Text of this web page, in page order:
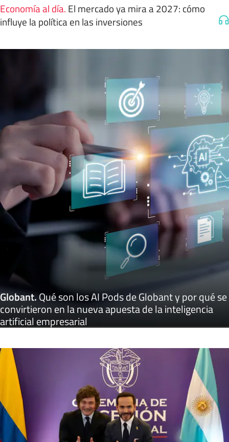
Economía al día. El mercado ya mira a 2027: cómo
influye la política en las inversiones
Globant.Qué son los AI Pods de Globant y por qué se
convirtieron en la nueva apuesta de la inteligencia
artificial empresarial